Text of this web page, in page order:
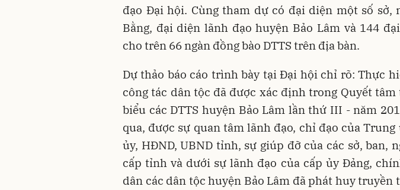
đạo Đại hội. Cùng tham dự có đại diện một số sở,
Bằng, đại diện lãnh đạo huyện Bảo Lâm và 144
cho trên 66 ngàn đồng bào DTTS trên địa bàn.
Dự thảo báo cáo trình bày tại Đại hội chỉ rõ: Thực
công tác dân tộc đã được xác định trong Quyết
biểu các DTTS huyện Bảo Lâm lần thứ III - năm
qua, được sự quan tâm lãnh đạo, chỉ đạo của
ủy, HĐND, UBND tỉnh, sự giúp đỡ của các sở, ban,
cấp tỉnh và dưới sự lãnh đạo của cấp ủy Đảng,
dân các dân tộc huyện Bảo Lâm đã phát huy truyền